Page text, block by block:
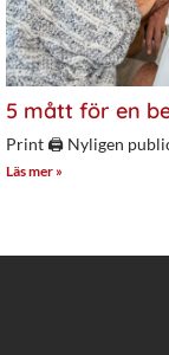
5 mått för en
Print 🖨 Nyligen
Läs mer »